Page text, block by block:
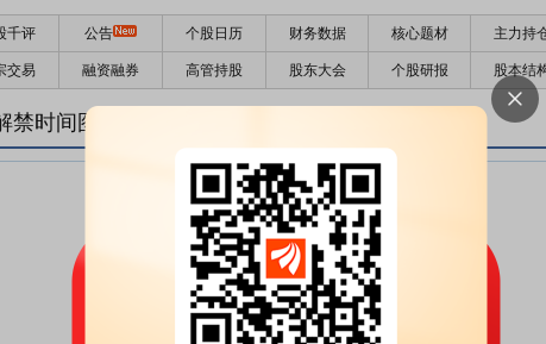
千评 公告 个股日历 财务数据 核心题材 主力持
交易 融资融券 高管持股 股东大会 个股研报 股本结
禁时间图